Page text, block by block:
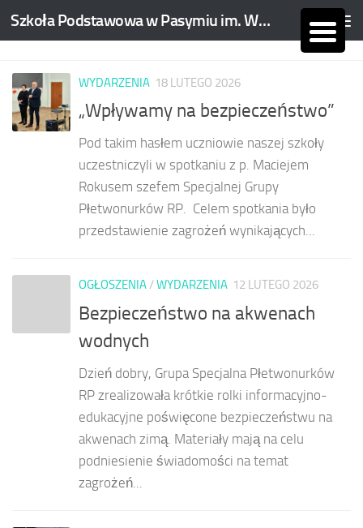
Skip to content Szkoła Podstawowa w Pasymiu im. Wojciecha Kętrzyńskiego
WYDARZENIA 18 LUTEGO 2026
„Wpływamy na bezpieczeństwo”
Pod takim hasłem uczniowie naszej szkoły
uczestniczyli w spotkaniu z p. Maciejem
Rokusem szefem Specjalnej Grupy
Płetwonurków RP. Celem spotkania było
przedstawienie zagrożeń wynikających...
OGŁOSZENIA /WYDARZENIA 12 LUTEGO 2026
Bezpieczeństwo na akwenach
wodnych
Dzień dobry, Grupa Specjalna Płetwonurków
RP zrealizowała krótkie rolki informacyjno-
edukacyjne poświęcone bezpieczeństwu na
akwenach zimą. Materiały mają na celu
podniesienie świadomości na temat
zagrożeń...